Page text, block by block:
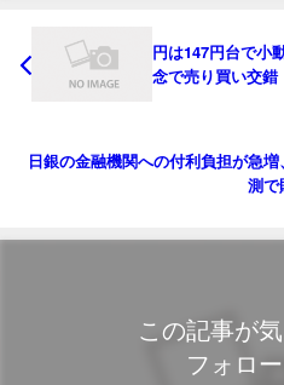
円は147円台で小
念で売り買い交錯
日銀の金融機関への付利負担が急
測で
この記事が
フォロ